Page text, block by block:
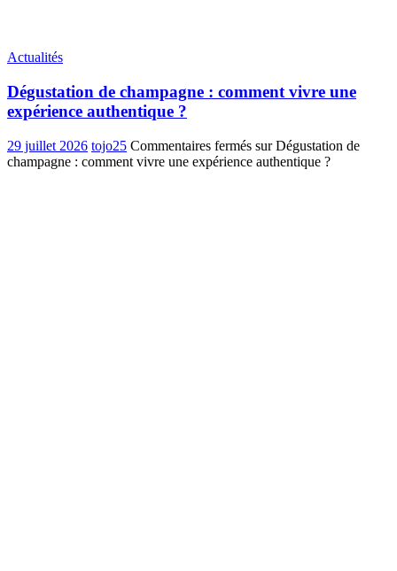
Actualités
Dégustation de champagne : comment vivre une
expérience authentique ?
29 juillet 2026 tojo25 Commentaires fermés sur Dégustation de
champagne : comment vivre une expérience authentique ?